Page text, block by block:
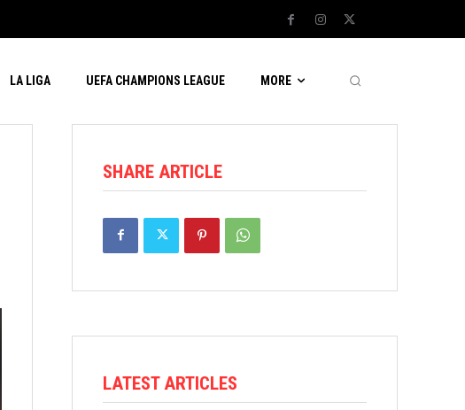
LA LIGA UEFA CHAMPIONS LEAGUE MORE
SHARE ARTICLE
LATEST ARTICLES